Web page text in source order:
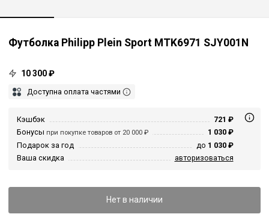
Футболка Philipp Plein Sport MTK6971 SJY001N
10 300 ₽
Доступна оплата частями
Кэшбэк
721 ₽
Бонусы при покупке товаров от 20 000 ₽
1 030 ₽
Подарок за год
до 1 030 ₽
Ваша скидка
авторизоваться
Нет в наличии